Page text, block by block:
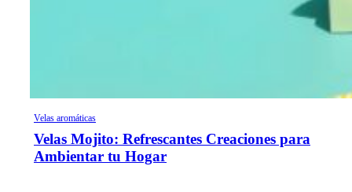
Velas aromáticas
Velas Mojito: Refrescantes Creaciones para
Ambientar tu Hogar